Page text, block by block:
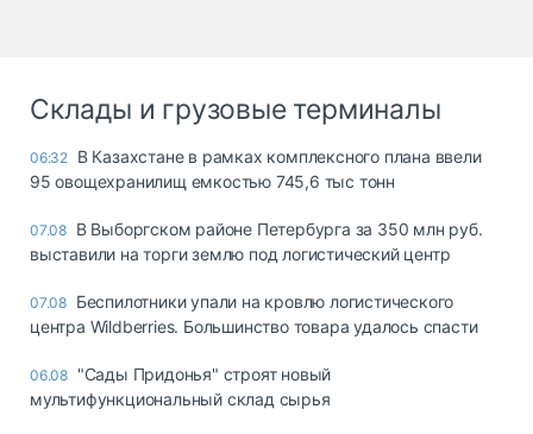
Склады и грузовые терминалы
06:32 В Казахстане в рамках комплексного плана ввели
95 овощехранилищ емкостью 745,6 тыс тонн
07.08 В Выборгском районе Петербурга за 350 млн руб.
выставили на торги землю под логистический центр
07.08 Беспилотники упали на кровлю логистического
центра Wildberries. Большинство товара удалось спасти
06.08 "Сады Придонья" строят новый
мультифункциональный склад сырья